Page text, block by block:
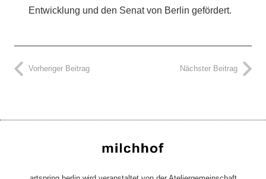
Entwicklung und den Senat von Berlin gefördert.
Vorheriger Beitrag Nächster Beitrag